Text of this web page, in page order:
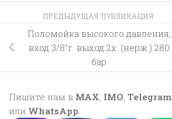
ПРЕДЫДУЩАЯ ПУБЛИКАЦИЯ
Поломойка высокого давления,
вход 3/8″г. выход 2х. (нерж.) 280
бар
Пишите нам в MAX IMO Telegram
или WhatsApp: